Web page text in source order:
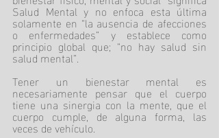
Salud Mental y no enfoca esta última
solamente en “la ausencia de afecciones
o enfermedades” y establece como
principio global que; “no hay salud sin
salud mental”.
Tener un bienestar mental es
necesariamente pensar que el cuerpo
tiene una sinergia con la mente, que el
cuerpo cumple, de alguna forma, las
veces de vehículo.